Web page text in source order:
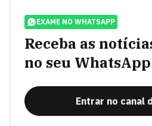
EXAME NO WHATSAPP
Receba as
no seu WhatsApp
Entrar no canal